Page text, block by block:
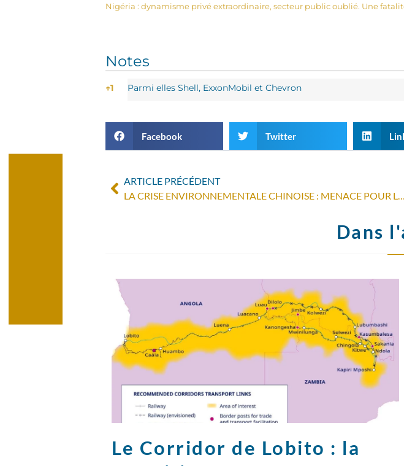
Nigéria : dynamisme privé extraordinaire, secteur public oublié. Une
Notes
Notes
↑1 Parmi elles Shell, ExxonMobil et Chevron
Facebook Twitter
ARTICLE PRÉCÉDENT
LA CRISE ENVIRONNEMENTALE CHINOISE : MENACE POUR LA STABILITÉ DU RÉGIME ?
Dans
Le Corridor de Lobito : la